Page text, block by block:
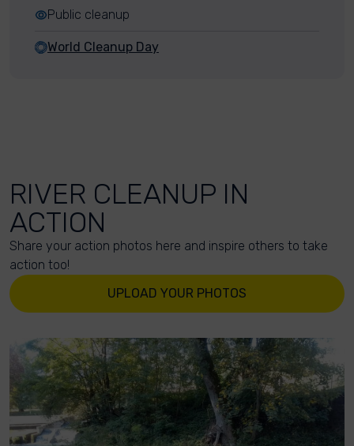
Public cleanup
World Cleanup Day
RIVER CLEANUP IN
ACTION
Share your action photos here and inspire others to take
action too!
UPLOAD YOUR PHOTOS